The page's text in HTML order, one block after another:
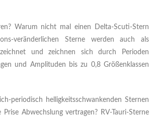
Warum nicht mal einen Delta-Scuti-Stern
veränderlichen Sterne werden auch als
und zeichnen sich durch Perioden
und Amplituden bis zu 0,8 Größenklassen
periodisch helligkeitsschwankenden Sternen
Abwechslung vertragen? RV-Tauri-Sterne